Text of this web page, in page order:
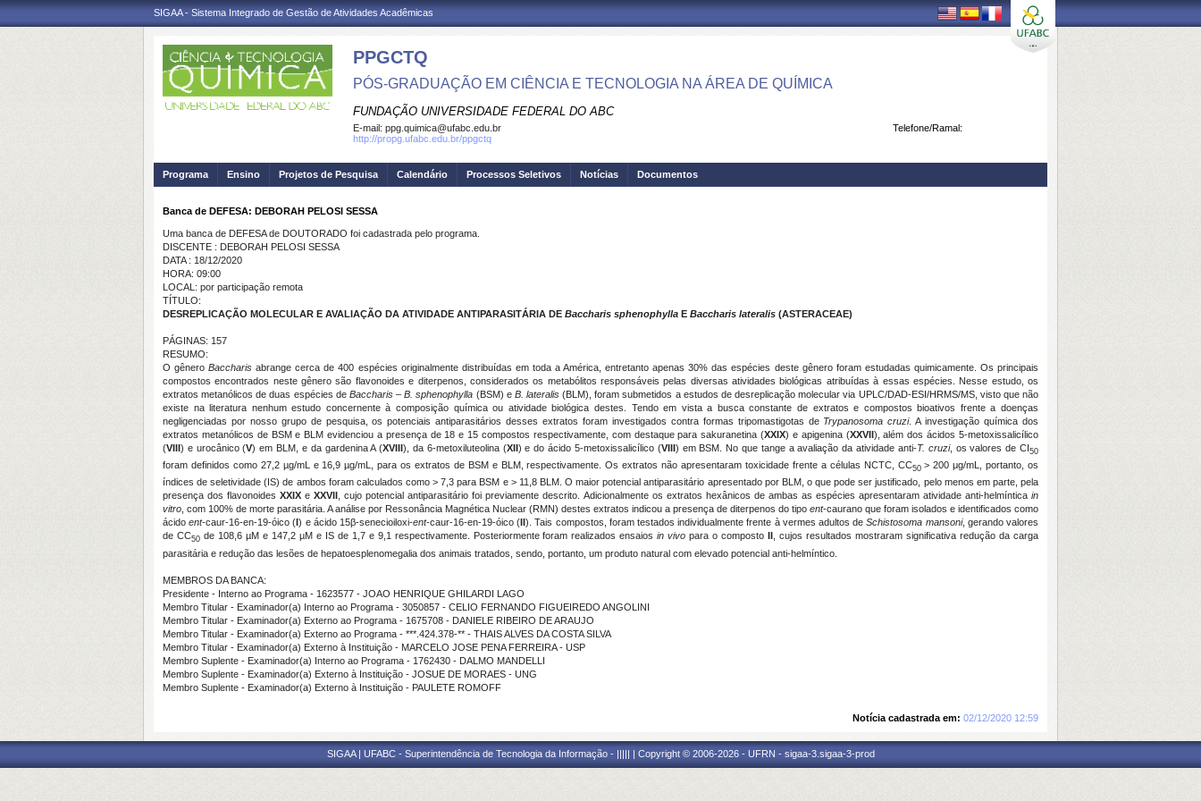
SIGAA - Sistema Integrado de Gestão de Atividades Acadêmicas
PPGCTQ
PÓS-GRADUAÇÃO EM CIÊNCIA E TECNOLOGIA NA ÁREA DE QUÍMICA
FUNDAÇÃO UNIVERSIDADE FEDERAL DO ABC
Telefone/Ramal:
E-mail: ppg.quimica@ufabc.edu.br
http://propg.ufabc.edu.br/ppgctq
Programa Ensino Projetos de Pesquisa Calendário Processos Seletivos Notícias Documentos
Banca de DEFESA: DEBORAH PELOSI SESSA
Uma banca de DEFESA de DOUTORADO foi cadastrada pelo programa.
DISCENTE : DEBORAH PELOSI SESSA
DATA : 18/12/2020
HORA: 09:00
LOCAL: por participação remota
TÍTULO:
DESREPLICAÇÃO MOLECULAR E AVALIAÇÃO DA ATIVIDADE ANTIPARASITÁRIA DE Baccharis sphenophylla E Baccharis lateralis (ASTERACEAE)
PÁGINAS: 157
RESUMO:
O gêneroBaccharis abrange cerca de 400 espécies originalmente distribuídas em toda a América, entretanto apenas 30% das espécies deste gênero foram estudadas quimicamente. Os principais
compostos encontrados neste gênero são flavonoides e diterpenos, considerados os metabólitos responsáveis pelas diversas atividades biológicas atribuídas à essas espécies. Nesse estudo, os
extratos metanólicos de duas espécies de Baccharis–B. sphenophylla (BSM) e B. lateralis (BLM), foram submetidos a estudos de desreplicação molecular via UPLC/DAD-ESI/HRMS/MS, visto que não
existe na literatura nenhum estudo concernente à composição química ou atividade biológica destes. Tendo em vista a busca constante de extratos e compostos bioativos frente a doenças
negligenciadas por nosso grupo de pesquisa, os potenciais antiparasitários desses extratos foram investigados contra formas tripomastigotas de Trypanosoma cruzi. A investigação química dos
extratos metanólicos de BSM e BLM evidenciou a presença de 18 e 15 compostos respectivamente, com destaque para sakuranetina (XXIX) e apigenina (XXVII), além dos ácidos 5-metoxissalicílico
(VIII) e urocânico (V) em BLM, e da gardenina A (XVIII), da 6-metoxiluteolina (XII) e do ácido 5-metoxissalicílico (VIII) em BSM. No que tange a avaliação da atividade anti-T. cruzi, os valores de CI50
foram definidos como 27,2 µg/mL e 16,9 µg/mL, para os extratos de BSM e BLM, respectivamente. Os extratos não apresentaram toxicidade frente a células NCTC, CC50> 200 μg/mL, portanto, os
índices de seletividade (IS) de ambos foram calculados como > 7,3 para BSM e > 11,8 BLM. O maior potencial antiparasitário apresentado por BLM, o que pode ser justificado, pelo menos em parte, pela
presença dos flavonoidesXXIX eXXVII , cujo potencial antiparasitário foi previamente descrito. Adicionalmente os extratos hexânicos de ambas as espécies apresentaram atividade anti-helmínticain
vitro , com 100% de morte parasitária. A análise por Ressonância Magnética Nuclear (RMN) destes extratos indicou a presença de diterpenos do tipo ent-caurano que foram isolados e identificados como
ácidoent-caur-16-en-19-óico ( I) e ácido 15β-senecioiloxi-ent-caur-16-en-19-óico ( II). Tais compostos, foram testados individualmente frente à vermes adultos deSchistosoma mansoni, gerando valores
de CC50 de 108,6 µM e 147,2 µM e IS de 1,7 e 9,1 respectivamente. Posteriormente foram realizados ensaiosin vivo para o composto
, cujos resultados mostraram significativa redução da carga
parasitária e redução das lesões de hepatoesplenomegalia dos animais tratados, sendo, portanto, um produto natural com elevado potencial anti-helmíntico.
MEMBROS DA BANCA:
Presidente - Interno ao Programa - 1623577 - JOAO HENRIQUE GHILARDI LAGO
Membro Titular - Examinador(a) Interno ao Programa - 3050857 - CELIO FERNANDO FIGUEIREDO ANGOLINI
Membro Titular - Examinador(a) Externo ao Programa - 1675708 - DANIELE RIBEIRO DE ARAUJO
Membro Titular - Examinador(a) Externo ao Programa - ***.424.378-** - THAIS ALVES DA COSTA SILVA
Membro Titular - Examinador(a) Externo à Instituição - MARCELO JOSE PENA FERREIRA - USP
Membro Suplente - Examinador(a) Interno ao Programa - 1762430 - DALMO MANDELLI
Membro Suplente - Examinador(a) Externo à Instituição - JOSUE DE MORAES - UNG
Membro Suplente - Examinador(a) Externo à Instituição - PAULETE ROMOFF
Notícia cadastrada em: 02/12/2020 12:59
SIGAA | UFABC - Superintendência de Tecnologia da Informação - ||||| | Copyright © 2006-2026 - UFRN - sigaa-3.sigaa-3-prod